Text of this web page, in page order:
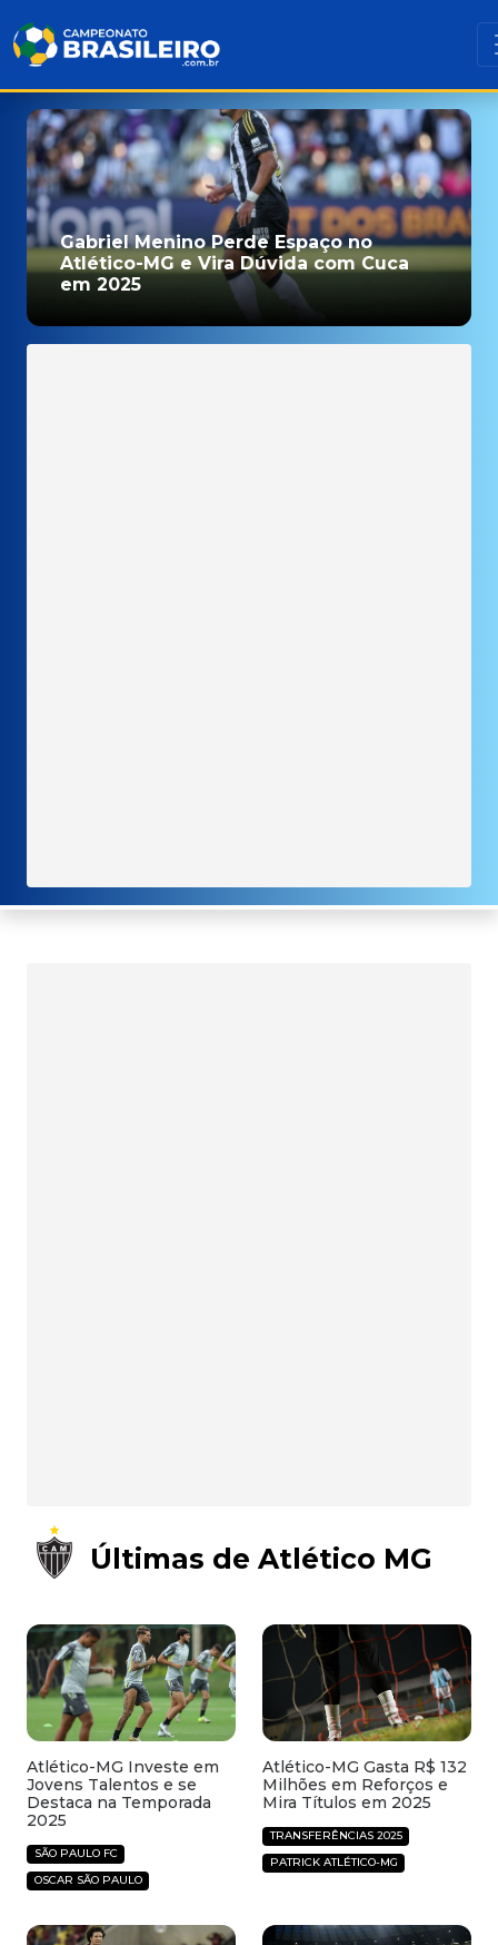
Gabriel Menino Perde Espaço no
Atlético-MG e Vira Dúvida com Cuca
em 2025
Últimas de Atlético MG
Atlético-MG Investe em
Jovens Talentos e se
Destaca na Temporada
2025
SÃO PAULO FC
OSCAR SÃO PAULO
Atlético-MG Gasta R$ 132
Milhões em Reforços e
Mira Títulos em 2025
TRANSFERÊNCIAS 2025
PATRICK ATLÉTICO-MG